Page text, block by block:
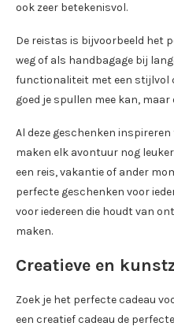
ook zeer betekenisvol.
De reistas is bijvoorbeeld het
weg of als handbagage bij
functionaliteit met een stijlvol
goed je spullen mee kan,
Al deze geschenken
maken elk avontuur nog
een reis, vakantie of ander
perfecte geschenken voor
voor iedereen die houdt van
maken.
Creatieve en
Zoek je het perfecte cadeau
een creatief cadeau de